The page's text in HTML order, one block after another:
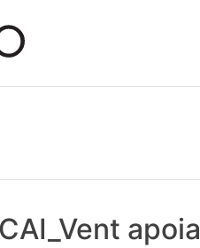
Médicos. Onde as notícias
CAI_Vent